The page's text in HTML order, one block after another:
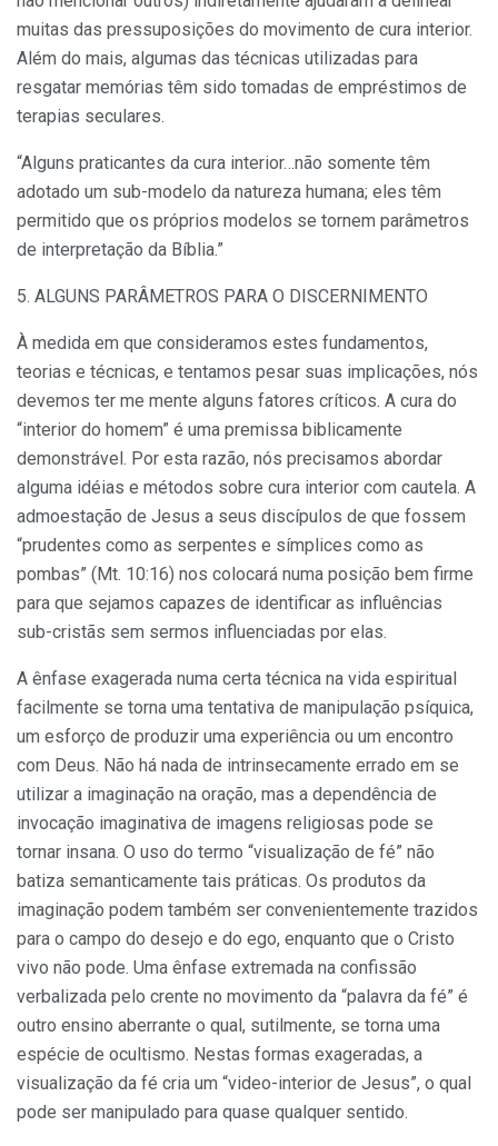
muitas das pressuposições do movimento de cura interior.
Além do mais, algumas das técnicas utilizadas para
resgatar memórias têm sido tomadas de empréstimos de
terapias seculares.
“Alguns praticantes da cura interior…não somente têm
adotado um sub-modelo da natureza humana; eles têm
permitido que os próprios modelos se tornem parâmetros
de interpretação da Bíblia.”
5. ALGUNS PARÂMETROS PARA O DISCERNIMENTO
À medida em que consideramos estes fundamentos,
teorias e técnicas, e tentamos pesar suas implicações, nós
devemos ter me mente alguns fatores críticos. A cura do
“interior do homem” é uma premissa biblicamente
demonstrável. Por esta razão, nós precisamos abordar
alguma idéias e métodos sobre cura interior com cautela. A
admoestação de Jesus a seus discípulos de que fossem
“prudentes como as serpentes e símplices como as
pombas” (Mt. 10:16) nos colocará numa posição bem firme
para que sejamos capazes de identificar as influências
sub-cristãs sem sermos influenciadas por elas.
A ênfase exagerada numa certa técnica na vida espiritual
facilmente se torna uma tentativa de manipulação psíquica,
um esforço de produzir uma experiência ou um encontro
com Deus. Não há nada de intrinsecamente errado em se
utilizar a imaginação na oração, mas a dependência de
invocação imaginativa de imagens religiosas pode se
tornar insana. O uso do termo “visualização de fé” não
batiza semanticamente tais práticas. Os produtos da
imaginação podem também ser convenientemente trazidos
para o campo do desejo e do ego, enquanto que o Cristo
vivo não pode. Uma ênfase extremada na confissão
verbalizada pelo crente no movimento da “palavra da fé” é
outro ensino aberrante o qual, sutilmente, se torna uma
espécie de ocultismo. Nestas formas exageradas, a
visualização da fé cria um “video-interior de Jesus”, o qual
pode ser manipulado para quase qualquer sentido.